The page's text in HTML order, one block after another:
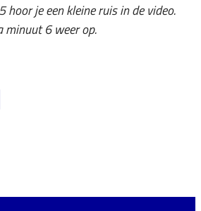
hoor je een kleine ruis in de video.
minuut 6 weer op.